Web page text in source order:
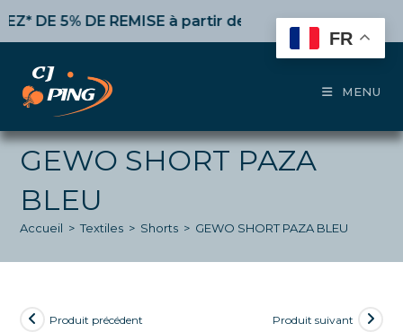
5% DE REMISEà partir de 50€ d’achat,10%dès
MENU
GEWO SHORT PAZA
BLEU
Accueil > Textiles > Shorts > GEWO SHORT PAZA BLEU
Produit précédent Produit suivant
FR